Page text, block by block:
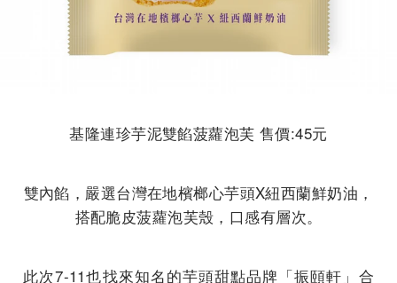
基隆連珍芋泥雙餡菠蘿泡芙 售價:45元
雙內餡，嚴選台灣在地檳榔心芋頭X紐西蘭鮮奶油，
搭配脆皮菠蘿泡芙殼，口感有層次。
此次7-11也找來知名的芋頭甜點品牌「振頤軒」合